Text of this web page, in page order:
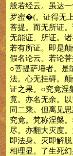
般若经云。虽达
罗蜜�(。证得无
菩提。而无所证
无能证、所证。
若有所证。即是
假名论云。若论
○菩提萨埵者。是
法。心无挂碍。
证之果。○究竟涅
竟。亦名无余。
同二乘。但离见
究竟。梵称涅槃
尽。亦翻大灭度
即法身。灭即解
相理显。了生死